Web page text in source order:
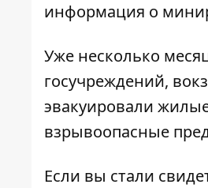
информация о
Уже несколько
госучреждений,
эвакуировали
взрывоопасные
Если вы стали